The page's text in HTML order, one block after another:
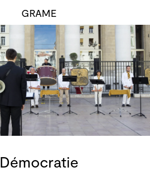
GRAME
Démocratie